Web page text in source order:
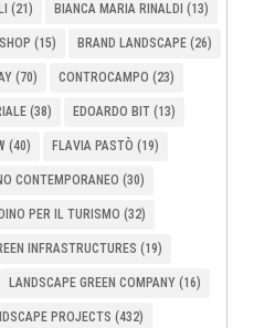
(21) BIANCA MARIA RINALDI (13)
(15) BRAND LANDSCAPE (26)
(70) CONTROCAMPO (23)
(38) EDOARDO BIT (13)
(40) FLAVIA PASTÒ (19)
CONTEMPORANEO (30)
PER IL TURISMO (32)
INFRASTRUCTURES (19)
LANDSCAPE GREEN COMPANY (16)
PROJECTS (432)